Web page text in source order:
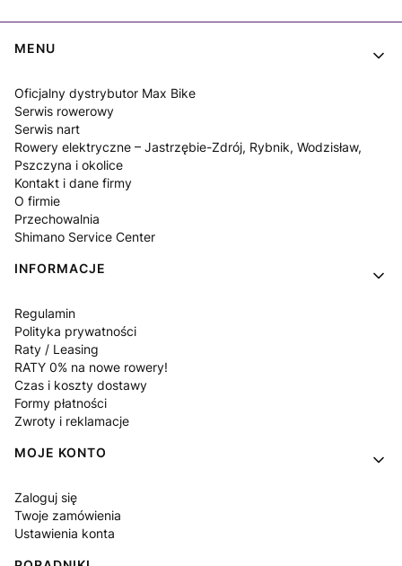
Linki w stopce
MENU
Oficjalny dystrybutor Max Bike
Serwis rowerowy
Serwis nart
Rowery elektryczne – Jastrzębie-Zdrój, Rybnik, Wodzisław,
Pszczyna i okolice
Kontakt i dane firmy
O firmie
Przechowalnia
Shimano Service Center
INFORMACJE
Regulamin
Polityka prywatności
Raty / Leasing
RATY 0% na nowe rowery!
Czas i koszty dostawy
Formy płatności
Zwroty i reklamacje
MOJE KONTO
Zaloguj się
Twoje zamówienia
Ustawienia konta